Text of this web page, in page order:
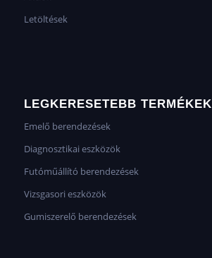
Letöltések
LEGKERESETEBB TERMÉKEK
Emelő berendezések
Diagnosztikai eszközök
Futóműállító berendezések
Vizsgasori eszközök
Gumiszerelő berendezések